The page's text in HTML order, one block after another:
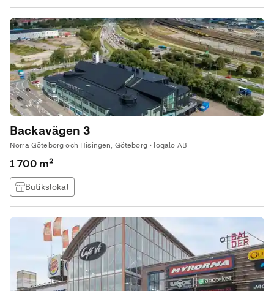
kunder i en inspirerande miljö. Lokalen erbjuder flera entréer
och generösa serveringsytor som skapar en flexibel planlösning
med goda möjligheter för
Backavägen 3
Norra Göteborg och Hisingen, Göteborg • loqalo AB
1 700 m²
Butikslokal